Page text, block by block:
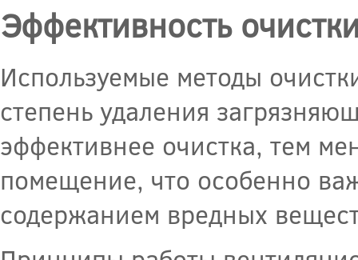
Эффективность
Используемые методы
степень удаления
эффективнее очистка, тем
помещение, что особенно
содержанием вредных